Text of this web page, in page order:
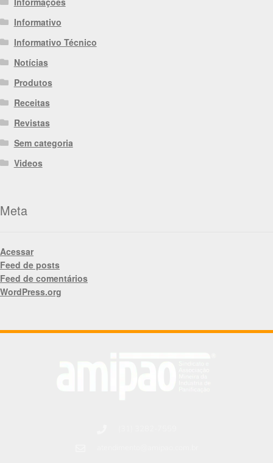
Informativo
Informativo Técnico
Notícias
Produtos
Receitas
Revistas
Sem categoria
Videos
Meta
Acessar
Feed de posts
Feed de comentários
WordPress.org